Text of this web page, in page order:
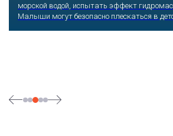
морской водой, испытать эффект
Малыши могут безопасно плескаться в